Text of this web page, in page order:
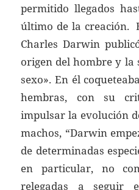
permitido llegados
último de la creación.
Charles Darwin
origen del hombre y la
sexo». En él
hembras, con su
impulsar la evolución
machos, “Darwin
de determinadas
en particular, no
relegadas a seguir